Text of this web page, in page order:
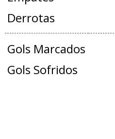
Derrotas
Gols Marcados
Gols Sofridos